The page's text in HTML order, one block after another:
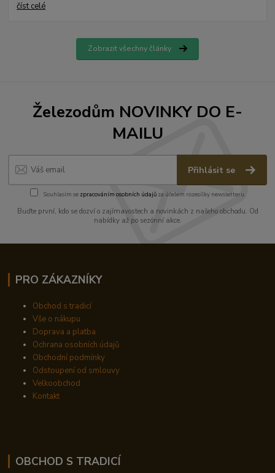
číst celé
Zobrazit všechny články
Železodům NOVINKY DO E-
MAILU
Přihlásit se
Souhlasím se zpracováním osobních údajůza účelem rozesílky newsletteru.
Buďte první, kdo se dozví o zajímavostech a novinkách z našeho obchodu. Od
nabídky až po sezónní akce.
PRO ZÁKAZNÍKY
Obchod s tradicí
Vše o nákupu
Doprava a platba
Ochrana osobních údajů
Obchodní podmínky
Odstoupení od smlouvy
Velkoobchod
Kontakt
OBCHOD S TRADICÍ